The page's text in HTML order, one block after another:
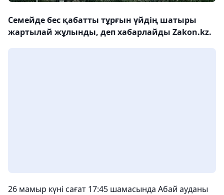
Семейде бес қабатты тұрғын үйдің шатыры
жартылай жұлынды, деп хабарлайды Zakon.kz.
26 мамыр күні сағат 17:45 шамасында Абай ауданы